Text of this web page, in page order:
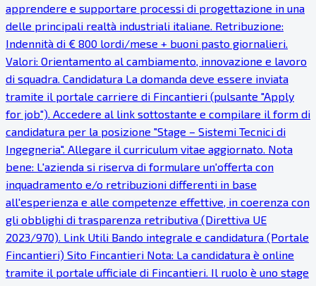
apprendere e supportare processi di progettazione in una
delle principali realtà industriali italiane. Retribuzione:
Indennità di € 800 lordi/mese + buoni pasto giornalieri.
Valori: Orientamento al cambiamento, innovazione e lavoro
di squadra. Candidatura La domanda deve essere inviata
tramite il portale carriere di Fincantieri (pulsante "Apply
for job"). Accedere al link sottostante e compilare il form di
candidatura per la posizione "Stage – Sistemi Tecnici di
Ingegneria". Allegare il curriculum vitae aggiornato. Nota
bene: L'azienda si riserva di formulare un'offerta con
inquadramento e/o retribuzioni differenti in base
all'esperienza e alle competenze effettive, in coerenza con
gli obblighi di trasparenza retributiva (Direttiva UE
2023/970). Link Utili Bando integrale e candidatura (Portale
Fincantieri) Sito Fincantieri Nota: La candidatura è online
tramite il portale ufficiale di Fincantieri. Il ruolo è uno stage